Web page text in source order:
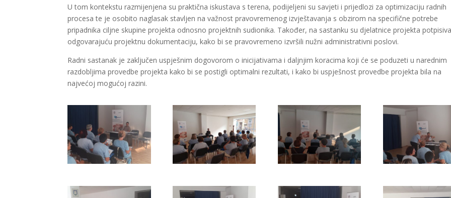
U tom kontekstu razmijenjena su praktična iskustava s terena, podijeljeni su savjeti i prijedlozi za optimizaciju radnih
procesa te je osobito naglasak stavljen na važnost pravovremenog izvještavanja s obzirom na specifične potrebe
pripadnika ciljne skupine projekta odnosno projektnih sudionika. Također, na sastanku su djelatnice projekta
odgovarajuću projektnu dokumentaciju, kako bi se pravovremeno izvršili nužni administrativni poslovi.
Radni sastanak je zaključen uspješnim dogovorom o inicijativama i daljnjim koracima koji će se poduzeti u narednim
razdobljima provedbe projekta kako bi se postigli optimalni rezultati, i kako bi uspješnost provedbe projekta bila na
najvećoj mogućoj razini.